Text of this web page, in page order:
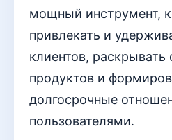
мощный инструмент,
привлекать и
клиентов, раскрывать
продуктов и
долгосрочные
пользователями.